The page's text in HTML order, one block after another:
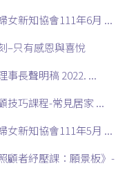
女新知協會111年6月 ...
–只有感恩與喜悅
事長聲明稿 2022. ...
技巧課程-常見居家 ...
女新知協會111年5月 ...
顧者紓壓課：願景板》-